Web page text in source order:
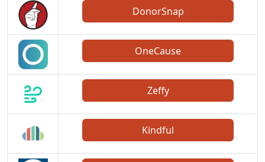
DonorSnap
OneCause
Zeffy
Kindful